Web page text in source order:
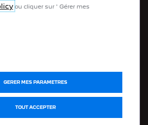
ou cliquer sur ' Gérer mes
GERER MES PARAMETRES
TOUT ACCEPTER